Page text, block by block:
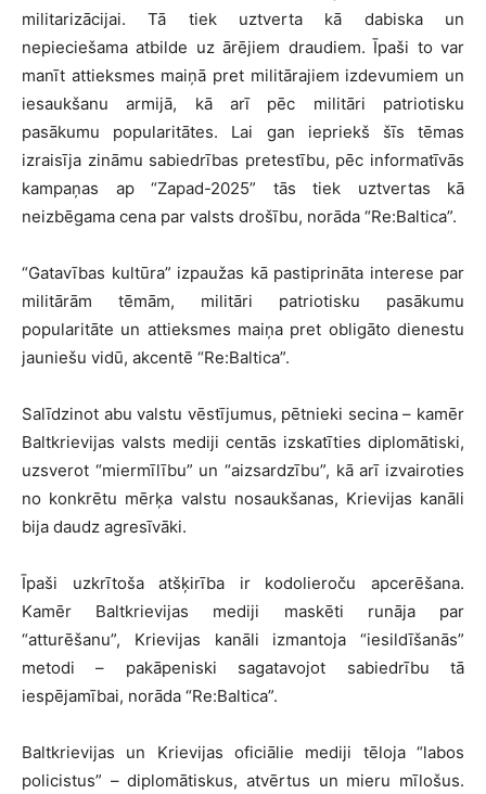
militarizācijai. Tā tiek uztverta kā dabiska un
nepieciešama atbilde uz ārējiem draudiem. Īpaši to var
manīt attieksmes maiņā pret militārajiem izdevumiem un
iesaukšanu armijā, kā arī pēc militāri patriotisku
pasākumu popularitātes. Lai gan iepriekš šīs tēmas
izraisīja zināmu sabiedrības pretestību, pēc informatīvās
kampaņas ap “Zapad-2025” tās tiek uztvertas kā
neizbēgama cena par valsts drošību, norāda “Re:Baltica”.
“Gatavības kultūra” izpaužas kā pastiprināta interese par
militārām tēmām, militāri patriotisku pasākumu
popularitāte un attieksmes maiņa pret obligāto dienestu
jauniešu vidū, akcentē “Re:Baltica”.
Salīdzinot abu valstu vēstījumus, pētnieki secina – kamēr
Baltkrievijas valsts mediji centās izskatīties diplomātiski,
uzsverot “miermīlību” un “aizsardzību”, kā arī izvairoties
no konkrētu mērķa valstu nosaukšanas, Krievijas kanāli
bija daudz agresīvāki.
Īpaši uzkrītoša atšķirība ir kodolieroču apcerēšana.
Kamēr Baltkrievijas mediji maskēti runāja par
“atturēšanu”, Krievijas kanāli izmantoja “iesildīšanās”
metodi – pakāpeniski sagatavojot sabiedrību tā
iespējamībai, norāda “Re:Baltica”.
Baltkrievijas un Krievijas oficiālie mediji tēloja “labos
policistus” – diplomātiskus, atvērtus un mieru mīlošus.